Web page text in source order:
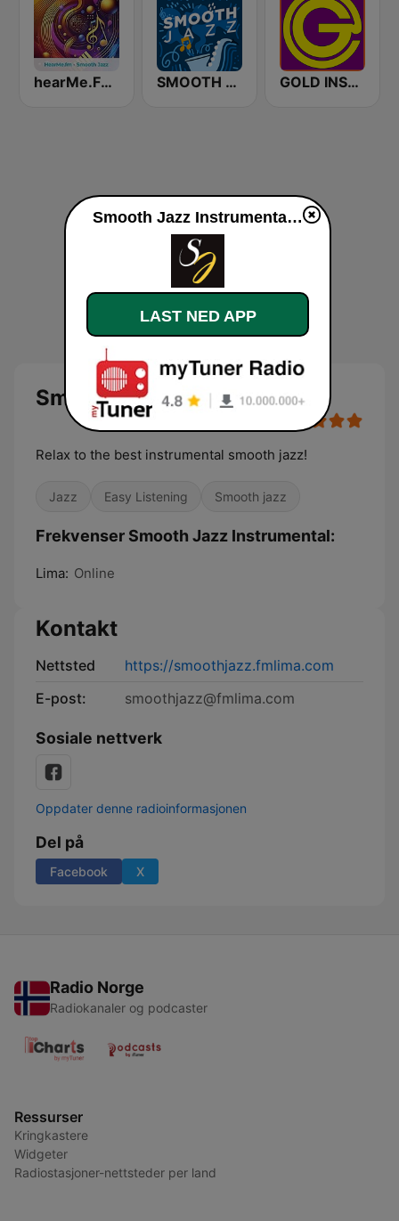
hearMe.FM Smooth Jazz SMOOTH JAZZ GOLD INSTRUMENTAL
Smooth Jazz Instrumental
Relax to the best instrumental smooth jazz!
Jazz Easy Listening Smooth jazz
Frekvenser Smooth Jazz Instrumental:
Lima: Online
Kontakt
Nettsted
https://smoothjazz.fmlima.com
E-post:
smoothjazz@fmlima.com
Sosiale nettverk
Oppdater denne radioinformasjonen
Del på
Facebook X
Radio Norge
Radiokanaler og podcaster
Ressurser
Kringkastere
Widgeter
Radiostasjoner-nettsteder per land
Smooth Jazz Instrumental direkte
LAST NED APP